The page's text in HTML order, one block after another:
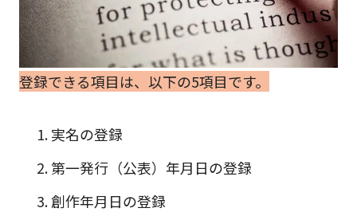
登録できる項目は、以下の5項目です。
実名の登録
第一発行（公表）年月日の登録
創作年月日の登録